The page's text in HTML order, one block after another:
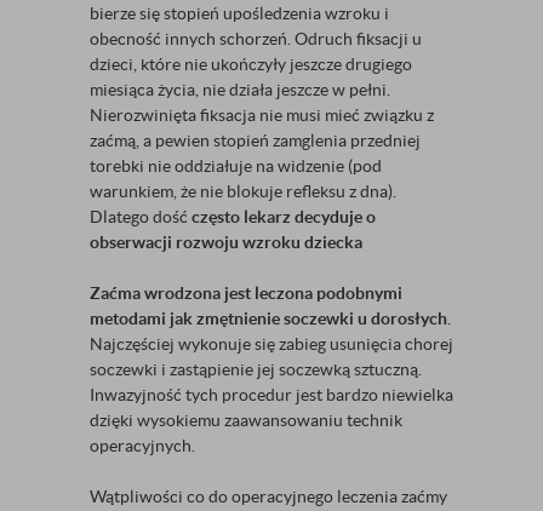
bierze się stopień upośledzenia wzroku i
obecność innych schorzeń. Odruch fiksacji u
dzieci, które nie ukończyły jeszcze drugiego
miesiąca życia, nie działa jeszcze w pełni.
Nierozwinięta fiksacja nie musi mieć związku z
zaćmą, a pewien stopień zamglenia przedniej
torebki nie oddziałuje na widzenie (pod
warunkiem, że nie blokuje refleksu z dna).
Dlatego dość często lekarz decyduje o
obserwacji rozwoju wzroku dziecka
Zaćma wrodzona jest leczona podobnymi
metodami jak zmętnienie soczewki u dorosłych.
Najczęściej wykonuje się zabieg usunięcia chorej
soczewki i zastąpienie jej soczewką sztuczną.
Inwazyjność tych procedur jest bardzo niewielka
dzięki wysokiemu zaawansowaniu technik
operacyjnych.
Wątpliwości co do operacyjnego leczenia zaćmy